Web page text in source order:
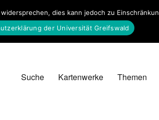
Suche Kartenwerke Themen
dies kann jedoch zu
der Universität Greifswald